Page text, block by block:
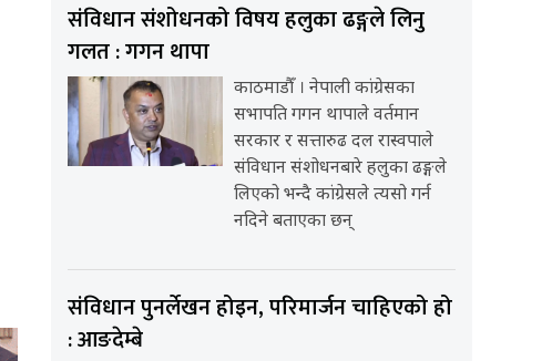
संविधान संशोधनको विषय हलुका ढङ्गले लिनु
गलत : गगन थापा
काठमाडौँ । नेपाली कांग्रेसका
सभापति गगन थापाले वर्तमान
सरकार र सत्तारुढ दल रास्वपाले
संविधान संशोधनबारे हलुका ढङ्गले
लिएको भन्दै कांग्रेसले त्यसो गर्न
नदिने बताएका छन्
संविधान पुनर्लेखन होइन, परिमार्जन चाहिएको हो
: आङदेम्बे